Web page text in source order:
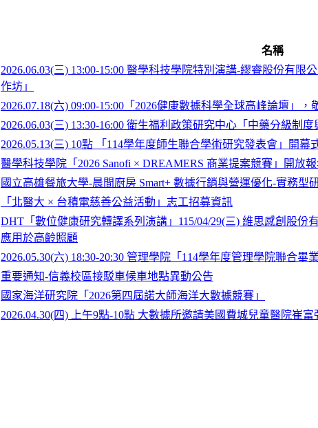
名稱
2026.06.03(三) 13:00-15:00 醫學科技學院特別演講-繆睿股份有限
作坊」
2026.07.18(六) 09:00-15:00「2026健康數據科學全球高峰論壇」，
2026.06.03(三) 13:30-16:00 衛生福利政策研究中心「中藥分級制
2026.05.13(三) 10點 「114學年度師生聯合學術研究發表會」開幕
醫學科技學院「2026 Sanofi × DREAMERS 商業提案競賽」開放
國立高雄餐旅大學-晨間廚房 Smart+ 數據行銷與營運優化-實務型
「北醫大 × 台積電慈善公益活動」志工招募資訊
DHT「數位健康研究轉譯系列演講」115/04/29(三) 維思感創股份
應用於高齡照顧
2026.05.30(六) 18:30-20:30 管理學院「114學年度管理學院聯合畢業
重要通知-信義校區接駁車候車地點異動公告
國家海洋研究院「2026第四屆諾大師海洋大數據競賽」
2026.04.30(四) 上午9點-10點 大數據所邀請美國費城兒童醫院崔